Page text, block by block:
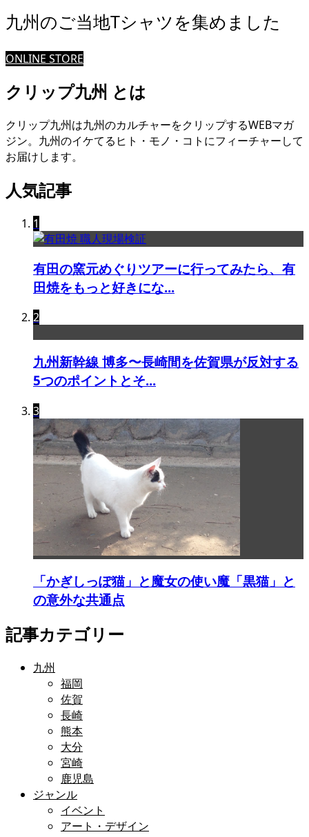
九州のご当地Tシャツを集めました
ONLINE STORE
クリップ九州 とは
クリップ九州は九州のカルチャーをクリップするWEBマガ
ジン。九州のイケてるヒト・モノ・コトにフィーチャーして
お届けします。
人気記事
1
有田の窯元めぐりツアーに行ってみたら、有
田焼をもっと好きにな...
2
九州新幹線 博多〜長崎間を佐賀県が反対する
5つのポイントとそ...
3
「かぎしっぽ猫」と魔女の使い魔「黒猫」と
の意外な共通点
記事カテゴリー
九州
福岡
佐賀
長崎
熊本
大分
宮崎
鹿児島
ジャンル
イベント
アート・デザイン